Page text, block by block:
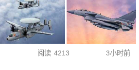
阅读 4213 3小时前